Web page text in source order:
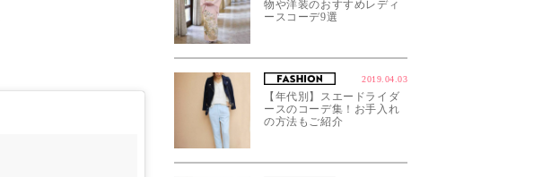
物や洋装のおすすめレディ
ースコーデ9選
2019.04.03
【年代別】スエードライダ
ースのコーデ集！お手入れ
の方法もご紹介